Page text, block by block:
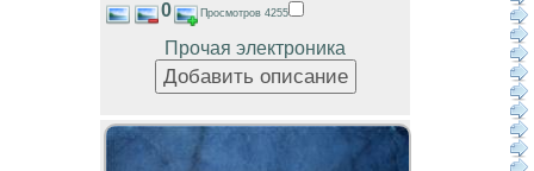
0 Просмотров 4255
Прочая электроника